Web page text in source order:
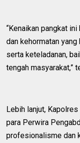
“Kenaikan pangkat
dan kehormatan
serta keteladanan,
tengah masyarakat,”
Lebih lanjut,
para Perwira
profesionalisme dan